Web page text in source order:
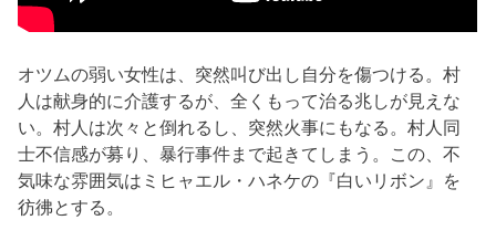
オツムの弱い女性は、突然叫び出し自分を傷つける。村
人は献身的に介護するが、全くもって治る兆しが見えな
い。村人は次々と倒れるし、突然火事にもなる。村人同
士不信感が募り、暴行事件まで起きてしまう。この、不
気味な雰囲気はミヒャエル・ハネケの『白いリボン』を
彷彿とする。